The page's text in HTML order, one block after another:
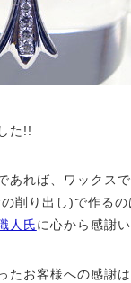
た!!
あれば、ワックス
削り出し)で作るの
人氏に心から感謝い
たお客様への感謝